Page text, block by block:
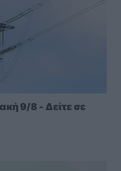
9/8 - Δείτε σε